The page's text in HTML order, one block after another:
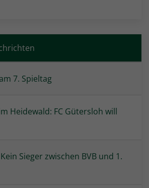
7. Spieltag
Heidewald: FC Gütersloh will
Sieger zwischen BVB und 1.